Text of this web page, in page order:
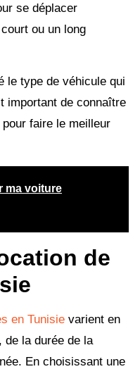
se déplacer
ou un long
le type de véhicule qui
important de connaître
faire le meilleur
ma voiture
de
en Tunisie varient en
de la durée de la
En choisissant une